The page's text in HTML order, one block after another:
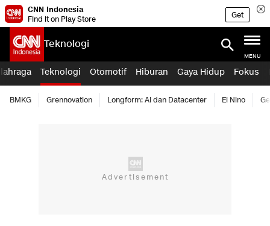
CNN Indonesia
Find it on Play Store
Get
Teknologi
MENU
Teknologi Otomotif Hiburan Gaya Hidup Fokus
BMKG Grennovation Longform: AI dan Datacenter El Nino